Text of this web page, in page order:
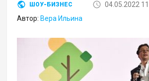
ШОУ-БИЗНЕС
04.05.2022
Автор: Вера Ильина